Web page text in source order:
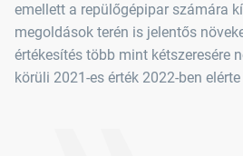
emellett a repülőgépipar számára
megoldások terén is jelentős
értékesítés több mint kétszeresére
körüli 2021-es érték 2022-ben